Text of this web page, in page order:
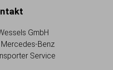
GmbH
Benz
Service